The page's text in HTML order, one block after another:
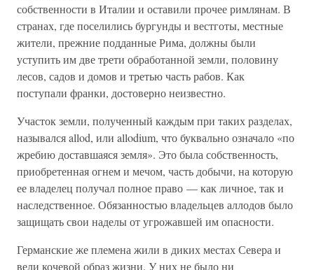
собственности в Италии и оставили прочее римлянам. В
странах, где поселились бургунды и вестготы, местные
жители, прежние подданные Рима, должны были
уступить им две трети обработанной земли, половину
лесов, садов и домов и третью часть рабов. Как
поступали франки, достоверно неизвестно.
Участок земли, полученный каждым при таких разделах,
назывался allod, или allodium, что буквально означало «по
жребию доставшаяся земля». Это была собственность,
приобретенная огнем и мечом, часть добычи, на которую
ее владелец получал полное право — как личное, так и
наследственное. Обязанностью владельцев аллодов было
защищать свои наделы от угрожавшей им опасности.
Германские же племена жили в диких местах Севера и
вели кочевой образ жизни. У них не было ни